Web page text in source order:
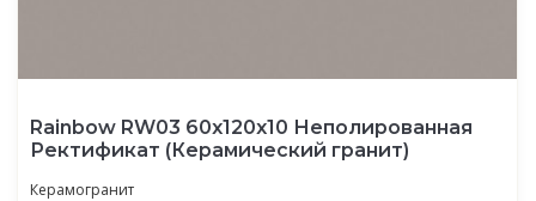
Rainbow RW03 60x120x10 Неполированная
Ректификат (Керамический гранит)
Керамогранит